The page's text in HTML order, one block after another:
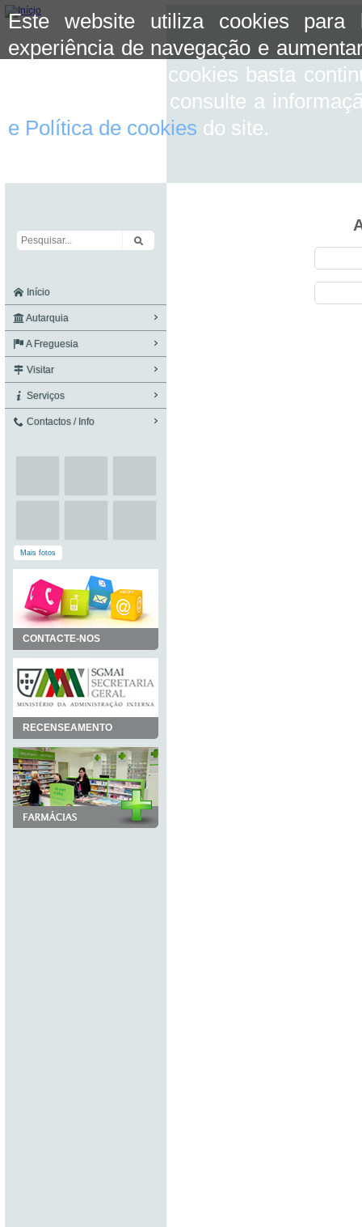
Este website utiliza cookies para
experiência de navegação e
aceitar o uso de cookies basta
mais informação consulte a
e Política de cookies do site.
Início
Autarquia
A Freguesia
Visitar
Serviços
Contactos / Info
Mais fotos
CONTACTE-NOS
RECENSEAMENTO